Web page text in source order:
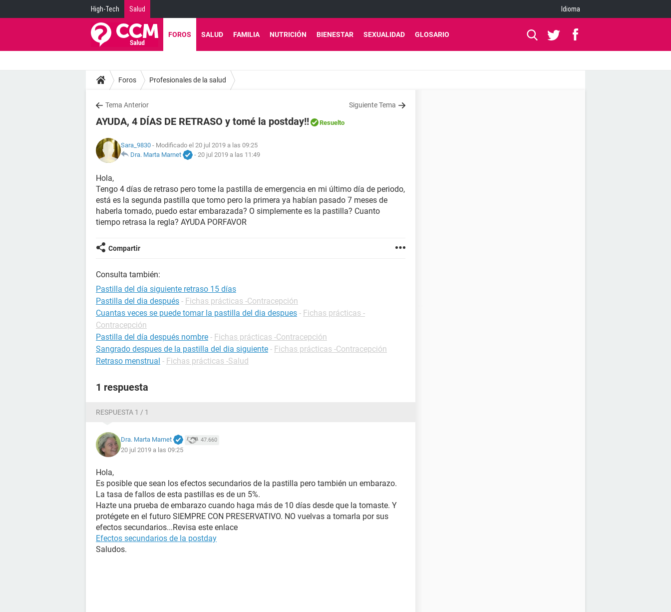
High-Tech Salud Idioma
FOROS SALUD FAMILIA NUTRICIÓN BIENESTAR SEXUALIDAD GLOSARIO
Foros Profesionales de la salud
Tema Anterior Siguiente Tema
AYUDA, 4 DÍAS DE RETRASO y tomé la postday!! Resuelto
Sara_9830 - Modificado el 20 jul 2019 a las 09:25
Dra. Marta Marnet
- 20 jul 2019 a las 11:49
Hola,
Tengo 4 días de retraso pero tome la pastilla de emergencia en mi último día de periodo,
está es la segunda pastilla que tomo pero la primera ya habían pasado 7 meses de
haberla tomado, puedo estar embarazada? O simplemente es la pastilla? Cuanto
tiempo retrasa la regla? AYUDA PORFAVOR
Compartir
Consulta también:
Pastilla del día siguiente retraso 15 días
Pastilla del dia después - Fichas prácticas -Contracepción
Cuantas veces se puede tomar la pastilla del dia despues - Fichas prácticas -
Contracepción
Pastilla del día después nombre - Fichas prácticas -Contracepción
Sangrado despues de la pastilla del dia siguiente - Fichas prácticas -Contracepción
Retraso menstrual - Fichas prácticas -Salud
1 respuesta
RESPUESTA 1 / 1
Dra. Marta Marnet 47.660
20 jul 2019 a las 09:25
Hola,
Es posible que sean los efectos secundarios de la pastilla pero también un embarazo.
La tasa de fallos de esta pastillas es de un 5%.
Hazte una prueba de embarazo cuando haga más de 10 días desde que la tomaste. Y
protégete en el futuro SIEMPRE CON PRESERVATIVO. NO vuelvas a tomarla por sus
efectos secundarios...Revisa este enlace
Efectos secundarios de la postday
Saludos.